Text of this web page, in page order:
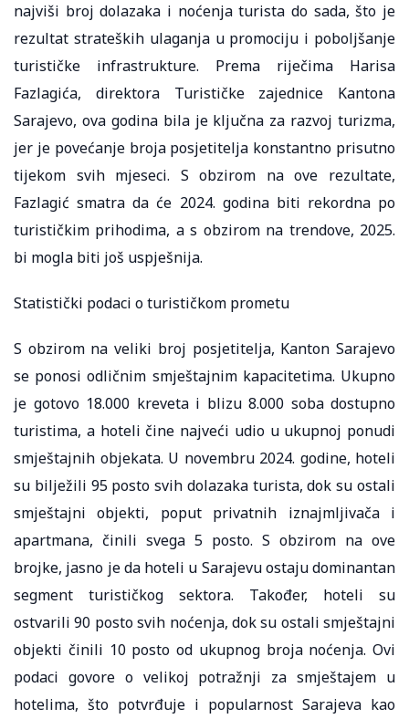
najviši broj dolazaka i noćenja turista do sada, što je
rezultat strateških ulaganja u promociju i poboljšanje
turističke infrastrukture. Prema riječima Harisa
Fazlagića, direktora Turističke zajednice Kantona
Sarajevo, ova godina bila je ključna za razvoj turizma,
jer je povećanje broja posjetitelja konstantno prisutno
tijekom svih mjeseci. S obzirom na ove rezultate,
Fazlagić smatra da će 2024. godina biti rekordna po
turističkim prihodima, a s obzirom na trendove, 2025.
bi mogla biti još uspješnija.
Statistički podaci o turističkom prometu
S obzirom na veliki broj posjetitelja, Kanton Sarajevo
se ponosi odličnim smještajnim kapacitetima. Ukupno
je gotovo 18.000 kreveta i blizu 8.000 soba dostupno
turistima, a hoteli čine najveći udio u ukupnoj ponudi
smještajnih objekata. U novembru 2024. godine, hoteli
su bilježili 95 posto svih dolazaka turista, dok su ostali
smještajni objekti, poput privatnih iznajmljivača i
apartmana, činili svega 5 posto. S obzirom na ove
brojke, jasno je da hoteli u Sarajevu ostaju dominantan
segment turističkog sektora. Također, hoteli su
ostvarili 90 posto svih noćenja, dok su ostali smještajni
objekti činili 10 posto od ukupnog broja noćenja. Ovi
podaci govore o velikoj potražnji za smještajem u
hotelima, što potvrđuje i popularnost Sarajeva kao